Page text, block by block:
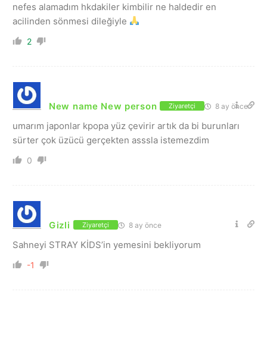
nefes alamadım hkdakiler kimbilir ne haldedir en
acilinden sönmesi dileğiyle
2
New name New person Ziyaretçi 8 ay önce
umarım japonlar kpopa yüz çevirir artık da bi burunları
sürter çok üzücü gerçekten asssla istemezdim
0
Gizli Ziyaretçi 8 ay önce
Sahneyi STRAY KİDS’in yemesini bekliyorum
-1